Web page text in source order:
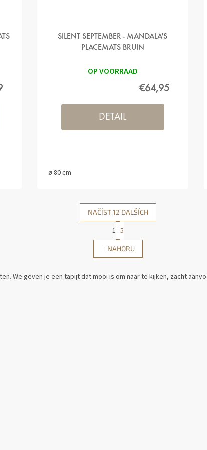
SILENT SEPTEMBER - MANDALA'S
PLACEMATS BRUIN
OP VOORRAAD
€64,95
DETAIL
ø 80 cm
O
L
NAČÍST 12 DALŠÍCH
S
Á
1 5
NAHORU
We geven je een tapijt dat mooi is om naar te kijken, zacht